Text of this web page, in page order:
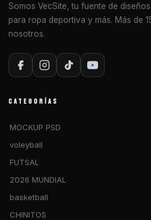
Somos VecSite, tu fuente de
para ropa deportiva y más. Más de
nosotros.
CATEGORÍAS
MOCKUP PSD
voleyball
FUTSAL
2026 MUNDIAL
basketball
CHINITOS